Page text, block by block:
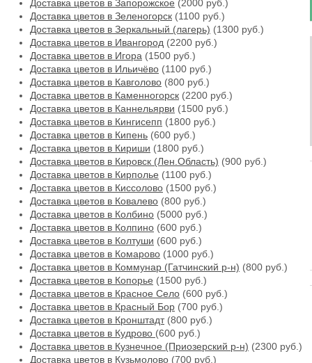
Доставка цветов в Запорожское (2000 руб.)
Доставка цветов в Зеленогорск (1100 руб.)
Доставка цветов в Зеркальный (лагерь) (1300 руб.)
Доставка цветов в Ивангород (2200 руб.)
Доставка цветов в Игора (1500 руб.)
Доставка цветов в Ильичёво (1100 руб.)
Доставка цветов в Кавголово (800 руб.)
Доставка цветов в Каменногорск (2200 руб.)
Доставка цветов в Каннельярви (1500 руб.)
Доставка цветов в Кингисепп (1800 руб.)
Доставка цветов в Кипень (600 руб.)
Доставка цветов в Кириши (1800 руб.)
Доставка цветов в Кировск (Лен.Область) (900 руб.)
Доставка цветов в Кирполье (1100 руб.)
Доставка цветов в Киссолово (1500 руб.)
Доставка цветов в Ковалево (800 руб.)
Доставка цветов в Колбино (5000 руб.)
Доставка цветов в Колпино (600 руб.)
Доставка цветов в Колтуши (600 руб.)
Доставка цветов в Комарово (1000 руб.)
Доставка цветов в Коммунар (Гатчинский р-н) (800 руб.)
Доставка цветов в Копорье (1500 руб.)
Доставка цветов в Красное Село (600 руб.)
Доставка цветов в Красный Бор (700 руб.)
Доставка цветов в Кронштадт(800 руб.)
Доставка цветов в Кудрово (600 руб.)
Доставка цветов в Кузнечное (Приозерский р-н) (2300 руб.)
Доставка цветов в Кузьмолово (700 руб.)